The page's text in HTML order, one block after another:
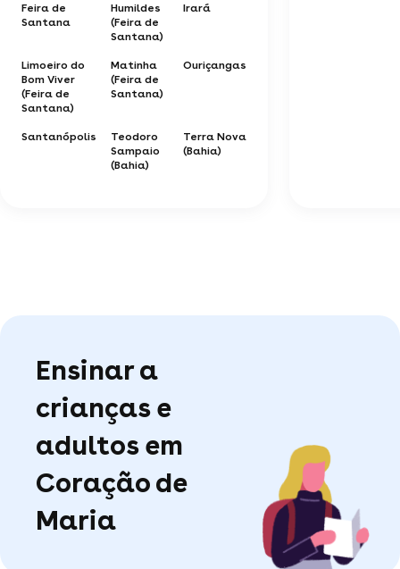
Feira de
Santana
Humildes
(Feira de
Santana)
Irará
Limoeiro do
Bom Viver
(Feira de
Santana)
Matinha
(Feira de
Santana)
Ouriçangas
Santanópolis
Teodoro
Sampaio
(Bahia)
Terra Nova
(Bahia)
Ensinar a
crianças e
adultos em
Coração de
Maria